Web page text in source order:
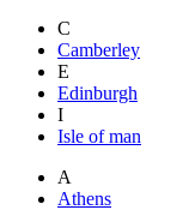
C
Camberley
E
Edinburgh
I
Isle of man
A
Athens